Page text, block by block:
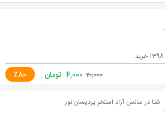
٪80 ۲۰,۰۰۰ ۴,۰۰۰ تومان
شنا در سانس آزاد استخر پردیسان نور